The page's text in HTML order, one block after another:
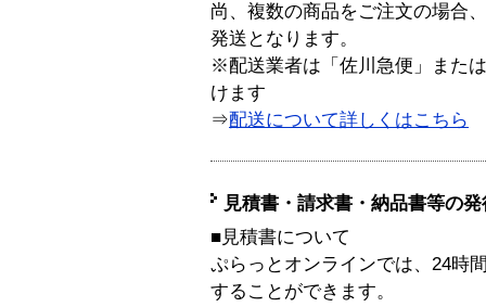
尚、複数の商品をご注文の場合
発送となります。
※配送業者は「佐川急便」また
けます
⇒配送について詳しくはこちら
見積書・請求書・納品書等の
■見積書について
ぷらっとオンラインでは、24時
することができます。